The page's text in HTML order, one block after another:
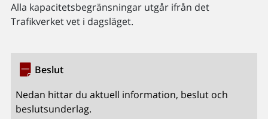
Alla kapacitetsbegränsningar utgår ifrån det
Trafikverket vet i dagsläget.
Beslut
Nedan hittar du aktuell information, beslut och
beslutsunderlag.